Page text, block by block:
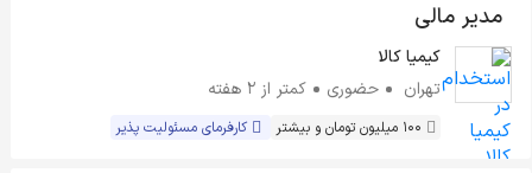
مدیر مالی
کیمیا کالا
تهران
حضوری کمتر از ۲ هفته
100 میلیون تومان و بیشتر کارفرمای مسئولیت پذیر